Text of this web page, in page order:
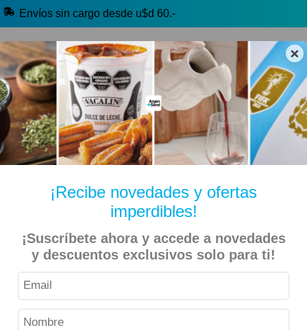
×
¡Recibe novedades y ofertas
imperdibles!
¡Suscríbete ahora y accede a novedades
y descuentos exclusivos solo para ti!
Envíos sin cargo desde u$d 60.-
🔥 Alfajores y Golosinas
🧉 Clásicos argentinos 🏷️ Todas las categorías
Inicio Productos del Mundo
Pan Rustico Schar Sin Tacc 200gr